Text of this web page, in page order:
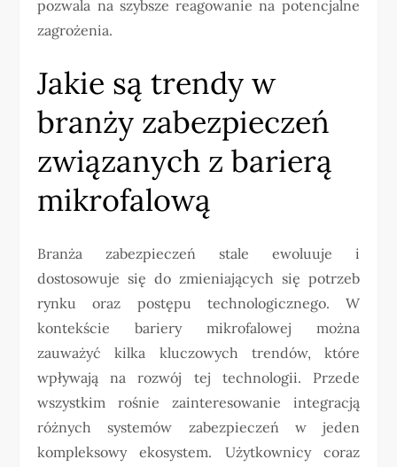
pozwala na szybsze reagowanie na potencjalne
zagrożenia.
Jakie są trendy w
branży zabezpieczeń
związanych z barierą
mikrofalową
Branża zabezpieczeń stale ewoluuje i
dostosowuje się do zmieniających się potrzeb
rynku oraz postępu technologicznego. W
kontekście bariery mikrofalowej można
zauważyć kilka kluczowych trendów, które
wpływają na rozwój tej technologii. Przede
wszystkim rośnie zainteresowanie integracją
różnych systemów zabezpieczeń w jeden
kompleksowy ekosystem. Użytkownicy coraz